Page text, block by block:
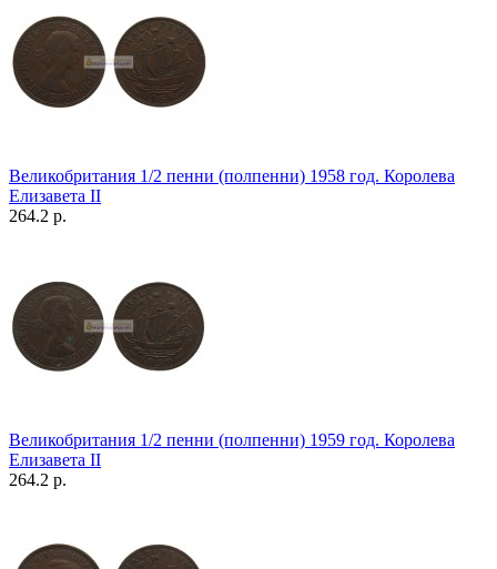
Великобритания 1/2 пенни (полпенни) 1958 год. Королева
Елизавета II
264.2 р.
Великобритания 1/2 пенни (полпенни) 1959 год. Королева
Елизавета II
264.2 р.